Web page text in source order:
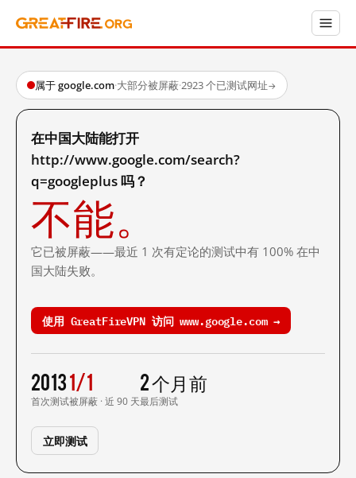
属于 google.com·大部分被屏蔽·2923 个已测试网址→
在中国大陆能打开
http://www.google.com/search?
q=googleplus 吗？
不能。
它已被屏蔽——最近 1 次有定论的测试中有 100% 在中
国大陆失败。
使用 GreatFireVPN 访问 www.google.com →
2013
首次测试
1/1
被屏蔽 · 近 90 天
2 个月前
最后测试
立即测试